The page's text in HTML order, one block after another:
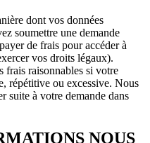
dont vos données
soumettre une demande
de frais pour accéder à
vos droits légaux).
frais raisonnables si votre
répétitive ou excessive. Nous
suite à votre demande dans
NOUS